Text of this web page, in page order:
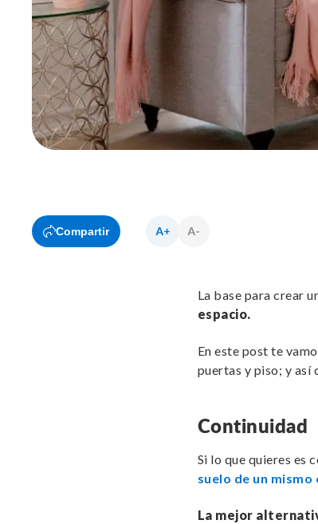
Compartir
La base para crear
espacio.
En este post te
puertas y piso; y así
Continuidad
Si lo que quieres es
suelo de un mismo
La mejor